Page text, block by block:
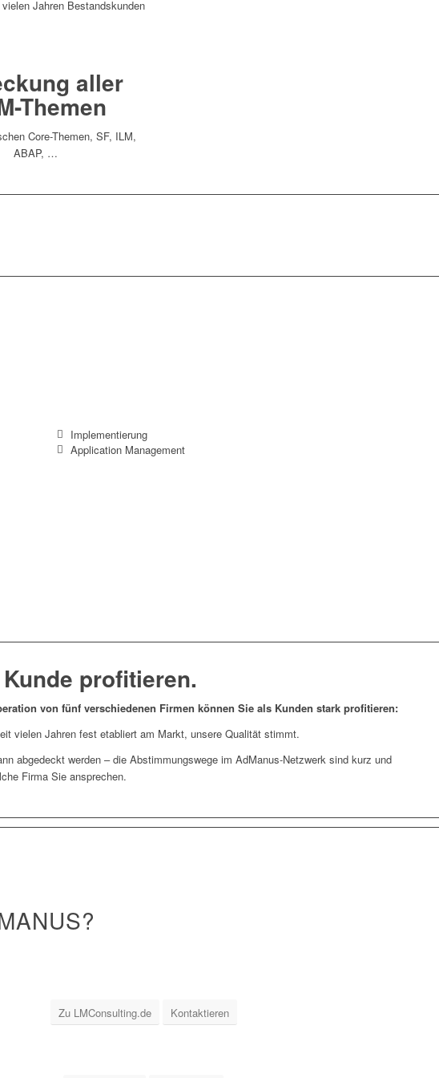
Jahren Bestandskunden
aller
Themen
Core-Themen, SF, ILM,
ABAP, …
Implementierung
Application Management
profitieren.
von fünf verschiedenen Firmen können Sie als Kunden stark profitieren:
vielen Jahren fest etabliert am Markt, unsere Qualität stimmt.
abgedeckt werden – die Abstimmungswege im AdManus-Netzwerk sind kurz und
Firma Sie ansprechen.
Zu LMConsulting.de Kontaktieren